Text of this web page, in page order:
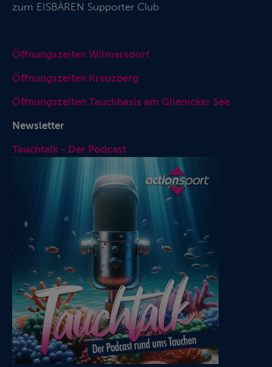
zum EISBÄREN Supporter Club
Öffnungszeiten Wilmersdorf
Öffnungszeiten Kreuzberg
Öffnungszeiten Tauchbasis am Glienicker See
Newsletter
Tauchtalk - Der Podcast